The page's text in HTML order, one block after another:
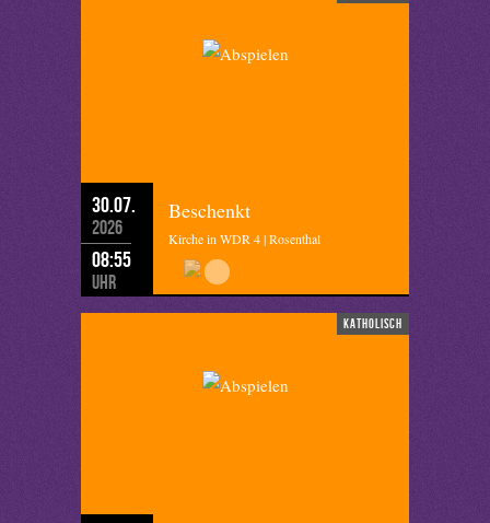
30.07.
2026
08:55
Uhr
Beschenkt
Kirche in WDR 4 | Rosenthal
katholisch